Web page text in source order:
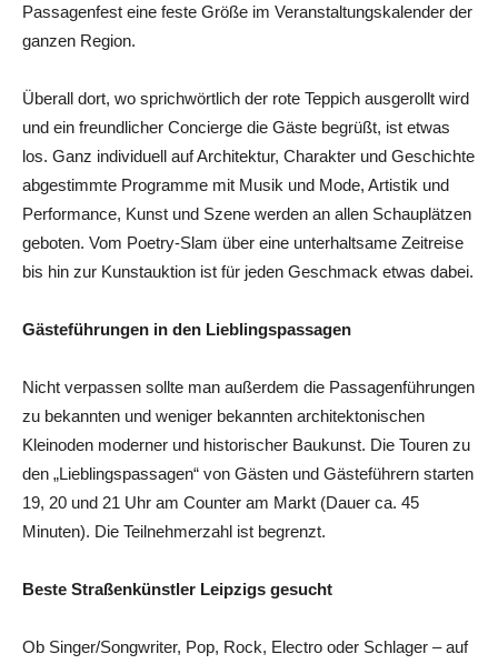
Passagenfest eine feste Größe im Veranstaltungskalender der
ganzen Region.
Überall dort, wo sprichwörtlich der rote Teppich ausgerollt wird
und ein freundlicher Concierge die Gäste begrüßt, ist etwas
los. Ganz individuell auf Architektur, Charakter und Geschichte
abgestimmte Programme mit Musik und Mode, Artistik und
Performance, Kunst und Szene werden an allen Schauplätzen
geboten. Vom Poetry-Slam über eine unterhaltsame Zeitreise
bis hin zur Kunstauktion ist für jeden Geschmack etwas dabei.
Gästeführungen in den Lieblingspassagen
Nicht verpassen sollte man außerdem die Passagenführungen
zu bekannten und weniger bekannten architektonischen
Kleinoden moderner und historischer Baukunst. Die Touren zu
den „Lieblingspassagen“ von Gästen und Gästeführern starten
19, 20 und 21 Uhr am Counter am Markt (Dauer ca. 45
Minuten). Die Teilnehmerzahl ist begrenzt.
Beste Straßenkünstler Leipzigs gesucht
Ob Singer/Songwriter, Pop, Rock, Electro oder Schlager – auf